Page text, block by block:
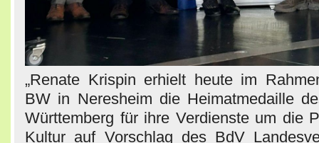
„Renate Krispin erhielt heute im
BW in Neresheim die Heimatmedaille
Württemberg für ihre Verdienste um die
Kultur auf Vorschlag des BdV